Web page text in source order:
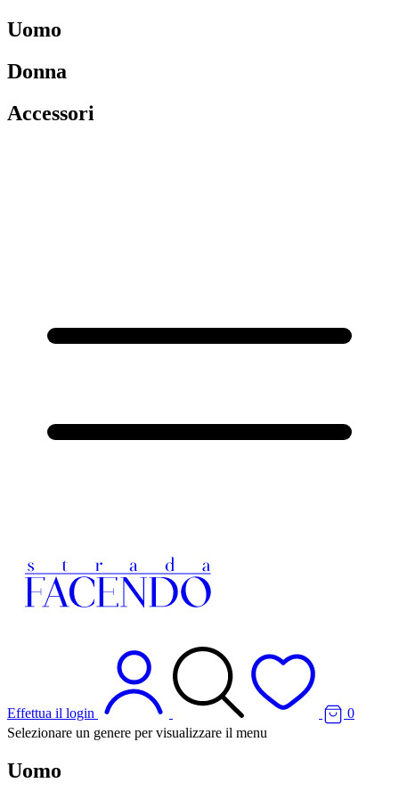
Uomo
Donna
Accessori
Effettua il login
0
Selezionare un genere per visualizzare il menu
Uomo